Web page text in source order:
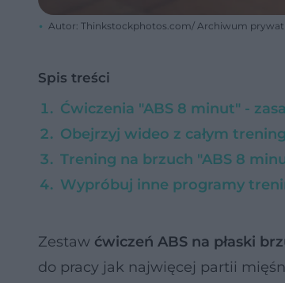
Autor: Thinkstockphotos.com/ Archiwum
Spis treści
Ćwiczenia "ABS 8 minut" -
Obejrzyj wideo z całym
Trening na brzuch "ABS 8
Wypróbuj inne programy
Zestaw ćwiczeń ABS na płaski
do pracy jak najwięcej partii